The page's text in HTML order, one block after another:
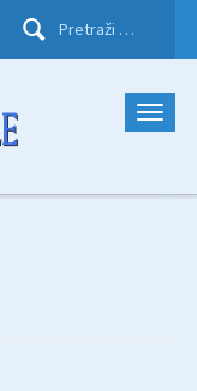
Pretraži: